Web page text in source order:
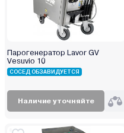
Парогенератор Lavor GV
Vesuvio 10
СОСЕД ОБЗАВИДУЕТСЯ
Наличие уточняйте